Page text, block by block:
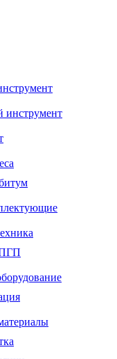
инструмент